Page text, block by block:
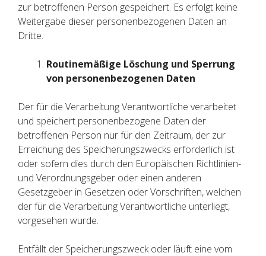
zur betroffenen Person gespeichert. Es erfolgt keine
Weitergabe dieser personenbezogenen Daten an
Dritte.
Routinemäßige Löschung und Sperrung
von personenbezogenen Daten
Der für die Verarbeitung Verantwortliche verarbeitet
und speichert personenbezogene Daten der
betroffenen Person nur für den Zeitraum, der zur
Erreichung des Speicherungszwecks erforderlich ist
oder sofern dies durch den Europäischen Richtlinien-
und Verordnungsgeber oder einen anderen
Gesetzgeber in Gesetzen oder Vorschriften, welchen
der für die Verarbeitung Verantwortliche unterliegt,
vorgesehen wurde.
Entfällt der Speicherungszweck oder läuft eine vom